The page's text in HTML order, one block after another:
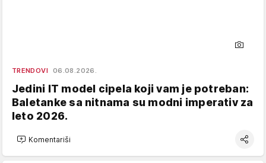
TRENDOVI 06.08.2026.
Jedini IT model cipela koji vam je potreban:
Baletanke sa nitnama su modni imperativ za
leto 2026.
Komentariši